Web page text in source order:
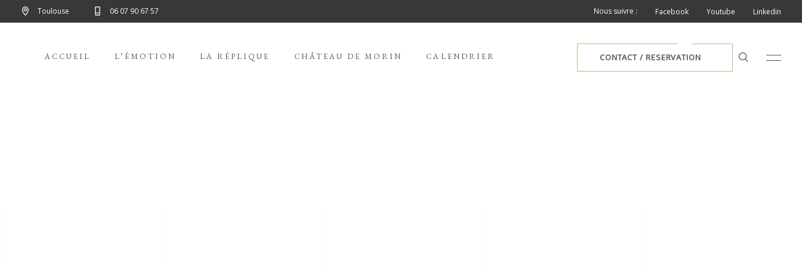
Toulouse 06 07 90 67 57 Nous suivre : Facebook Youtube Linkedin
ACCUEIL L’ÉMOTION LA RÉPLIQUE CHÂTEAU DE MORIN CALENDRIER CONTACT / RESERVATION